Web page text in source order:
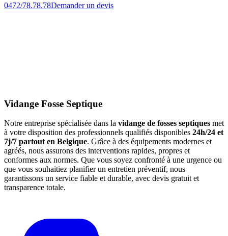
0472/78.78.78Demander un devis
Vidange Fosse Septique
Notre entreprise spécialisée dans la vidange de fosses septiques met
à votre disposition des professionnels qualifiés disponibles 24h/24 et
7j/7 partout en Belgique. Grâce à des équipements modernes et
agréés, nous assurons des interventions rapides, propres et
conformes aux normes. Que vous soyez confronté à une urgence ou
que vous souhaitiez planifier un entretien préventif, nous
garantissons un service fiable et durable, avec devis gratuit et
transparence totale.